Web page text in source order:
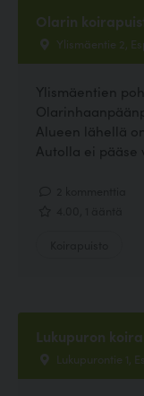
Olarin
Ylismäentie 2,
Ylismäentien
Alueen lähellä
Autolla ei pääse
Lukupuron
Lukupurontie 1,